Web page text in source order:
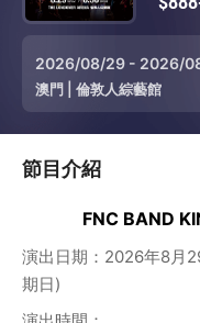
2026/08/29 - 2026/
澳門 倫敦人綜藝館
節目介紹
FNC BAND
演出日期：2026年8月
期日)